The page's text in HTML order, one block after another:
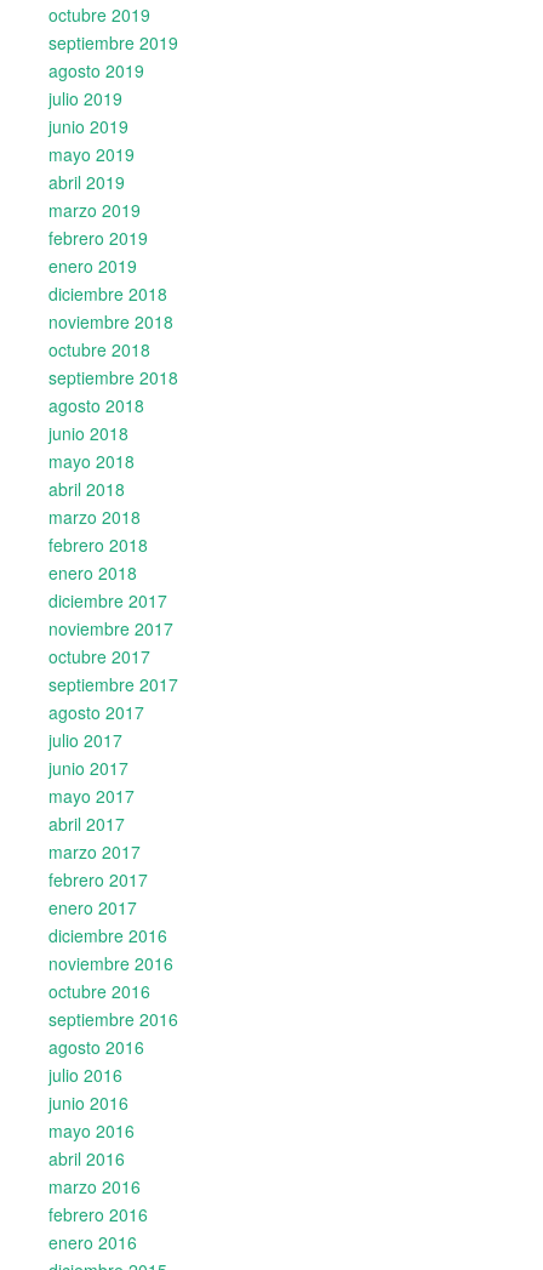
octubre 2019
septiembre 2019
agosto 2019
julio 2019
junio 2019
mayo 2019
abril 2019
marzo 2019
febrero 2019
enero 2019
diciembre 2018
noviembre 2018
octubre 2018
septiembre 2018
agosto 2018
junio 2018
mayo 2018
abril 2018
marzo 2018
febrero 2018
enero 2018
diciembre 2017
noviembre 2017
octubre 2017
septiembre 2017
agosto 2017
julio 2017
junio 2017
mayo 2017
abril 2017
marzo 2017
febrero 2017
enero 2017
diciembre 2016
noviembre 2016
octubre 2016
septiembre 2016
agosto 2016
julio 2016
junio 2016
mayo 2016
abril 2016
marzo 2016
febrero 2016
enero 2016